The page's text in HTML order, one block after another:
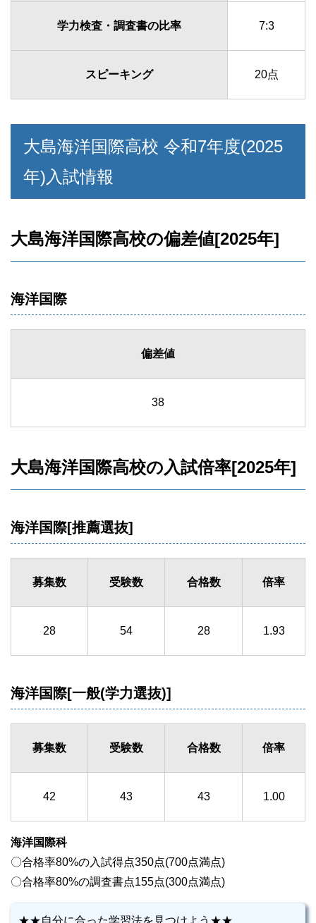
学力検査・調査書の比率 7:3
スピーキング 20点
大島海洋国際高校 令和7年度(2025
年)入試情報
大島海洋国際高校の偏差値[2025年]
海洋国際
偏差値
38
大島海洋国際高校の入試倍率[2025年]
海洋国際[推薦選抜]
募集数 受験数 合格数 倍率
28 54 28 1.93
海洋国際[一般(学力選抜)]
募集数 受験数 合格数 倍率
42 43 43 1.00
海洋国際科
〇合格率80%の入試得点350点(700点満点)
〇合格率80%の調査書点155点(300点満点)